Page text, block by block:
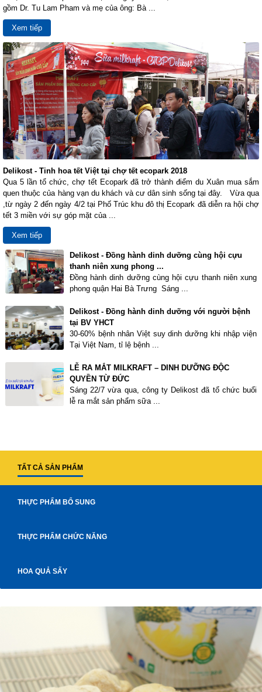
gồm Dr. Tu Lam Pham và mẹ của ông: Bà ...
Xem tiếp
Delikost - Tinh hoa tết Việt tại chợ tết ecopark 2018
Qua 5 lần tổ chức, chợ tết Ecopark đã trở thành điểm du Xuân mua sắm
quen thuộc của hàng vạn du khách và cư dân sinh sống tại đây. Vừa qua
,từ ngày 2 đến ngày 4/2 tại Phố Trúc khu đô thị Ecopark đã diễn ra hội chợ
tết 3 miền với sự góp mặt của ...
Xem tiếp
Delikost - Đồng hành dinh dưỡng cùng hội cựu
thanh niên xung phong ...
Đồng hành dinh dưỡng cùng hội cựu thanh niên xung
phong quận Hai Bà Trưng Sáng ...
Delikost - Đồng hành dinh dưỡng với người bệnh
tại BV YHCT
30-60% bệnh nhân Việt suy dinh dưỡng khi nhập viện
Tại Việt Nam, tỉ lệ bệnh ...
LỄ RA MẮT MILKRAFT – DINH DƯỠNG ĐỘC
QUYỀN TỪ ĐỨC
Sáng 22/7 vừa qua, công ty Delikost đã tổ chức buổi
lễ ra mắt sản phẩm sữa ...
TẤT CẢ SẢN PHẨM
THỰC PHẨM BỔ SUNG
THỰC PHẨM CHỨC NĂNG
HOA QUẢ SẤY